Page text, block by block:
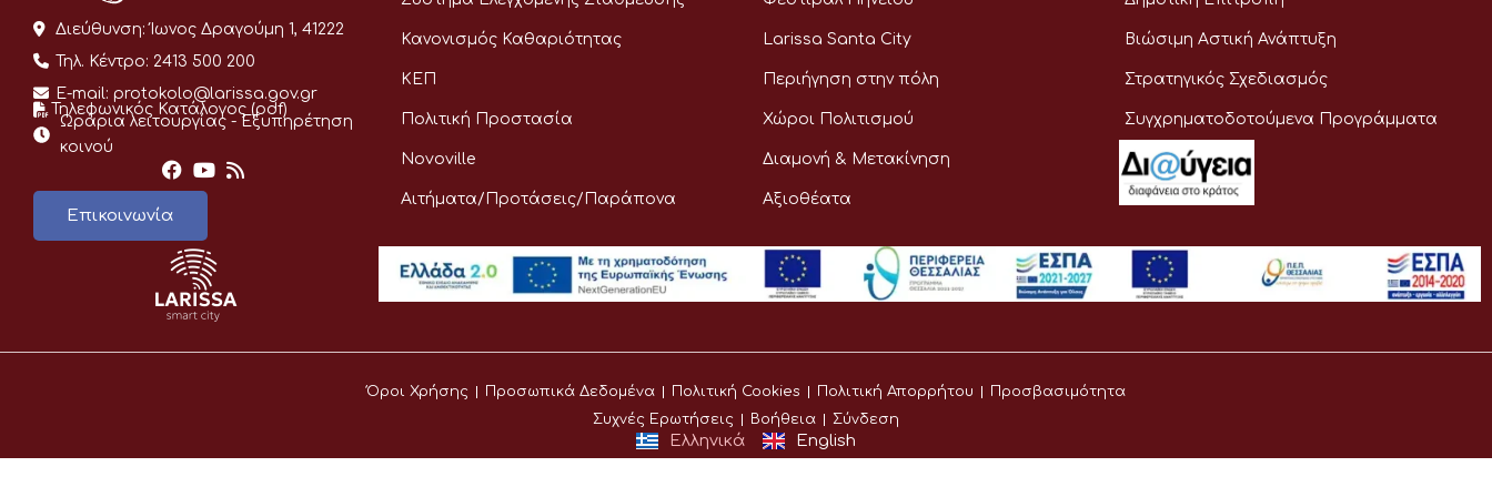
Διεύθυνση: Ίωνος Δραγούμη 1, 41222
Τηλ. Κέντρο: 2413 500 200
E-mail: protokolo@larissa.gov.gr
Τηλεφωνικός Κατάλογος (pdf)
Ωράρια λειτουργίας - Eξυπηρέτηση
κοινού
Επικοινωνία
Κανονισμός Καθαριότητας
ΚΕΠ
Πολιτική Προστασία
Novoville
Αιτήματα/Προτάσεις/Παράπονα
Larissa Santa City
Περιήγηση στην πόλη
Χώροι Πολιτισμού
Διαμονή & Μετακίνηση
Αξιοθέατα
Βιώσιμη Αστική Ανάπτυξη
Στρατηγικός Σχεδιασμός
Συγχρηματοδοτούμενα Προγράμματα
Όροι Χρήσης Προσωπικά Δεδομένα Πολιτική Cookies Πολιτική Απορρήτου
Προσβασιμότητα
Συχνές Ερωτήσεις
Βοήθεια Σύνδεση
Ελληνικά English